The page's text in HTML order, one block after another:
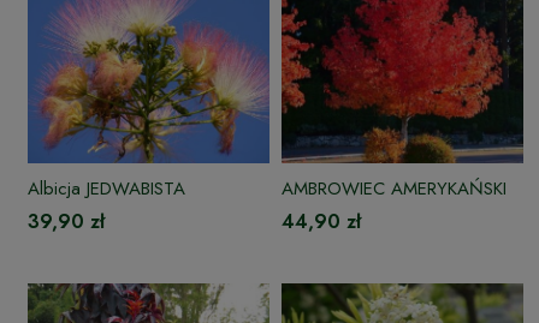
Albicja JEDWABISTA
39,90 zł
AMBROWIEC AMERYKAŃSKI
44,90 zł